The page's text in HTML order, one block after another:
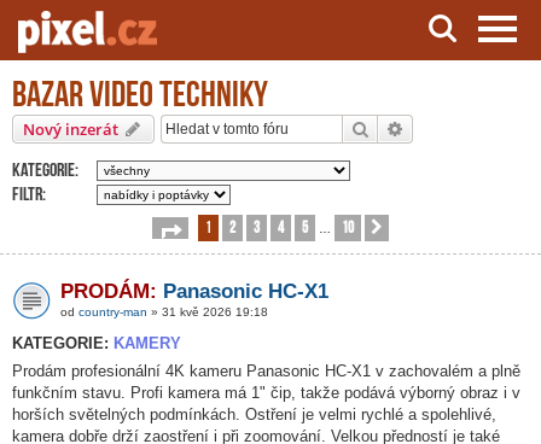
Server o natáčení a zpracování videa
Bazar video techniky
Nový inzerát Hledat
Kategorie:
Filtr:
Stránka 1z 10
1 2 3 4 5 10
PRODÁM: Panasonic HC-X1
od country-man » 31 kvě 2026 19:18
KATEGORIE: KAMERY
Prodám profesionální 4K kameru Panasonic HC-X1 v zachovalém a plně
funkčním stavu. Profi kamera má 1" čip, takže podává výborný obraz i v
horších světelných podmínkách. Ostření je velmi rychlé a spolehlivé,
kamera dobře drží zaostření i při zoomování. Velkou předností je také